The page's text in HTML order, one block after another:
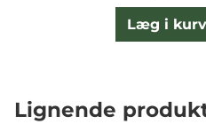
Læg i kurv
Lignende